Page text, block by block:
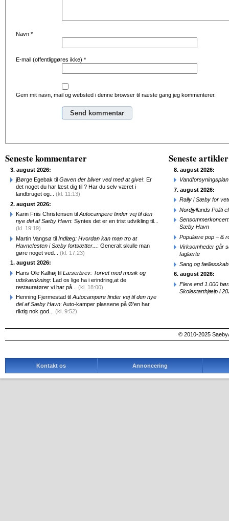
Navn *
E-mail (offentliggøres ikke) *
Gem mit navn, mail og websted i denne browser til næste gang jeg kommenterer.
Seneste kommentarer
3. august 2026:
jBørge Egebak til Gaven der bliver ved med at give!: Er
det noget du har læst dig til ? Har du selv været i
landbruget og... (kl. 11:13)
2. august 2026:
Karin Friis Christensen til Autocampere finder vej til den
nye del af Sæby Havn: Syntes det er en trist udvikling til...
(kl. 19:19)
Martin Vangsø til Indlæg: Hvordan kan man tro at
Havnefesten i Sæby fortsætter... : Generalt skulle man
gøre noget ved... (kl. 17:23)
1. august 2026:
Hans Ole Kalhøj til Læserbrev: Torvet med musik og
udskænkning: Lad os lige ha i erindring,at de
restauratører vi har på... (kl. 18:00)
Henning Fjermestad til Autocampere finder vej til den nye
del af Sæby Havn: Auto-kamper plassene på Ø'en har
riktig nok god... (kl. 9:52)
Seneste artikler
8. august 2026:
7. august 2026:
Rally i Sæby for
Nordjyllands Politi
Sæby Havn
Populære pop – &
Virksomheder går
faglærte
Sang og
6. august 2026:
Flere end 1.000
Skolestarthjælp i
© 2010-2025
Kontakt os Annoncering